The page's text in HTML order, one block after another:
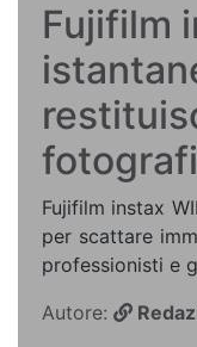
Fujifilm
Fujifilm instax
per scattare
professionisti e
Autore: